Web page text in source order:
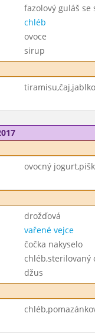
fazolový guláš se
chléb
ovoce
sirup
tiramisu,čaj,jablko
ovocný
drožďová
vařené vejce
čočka nakyselo
chléb,sterilovaný
džus